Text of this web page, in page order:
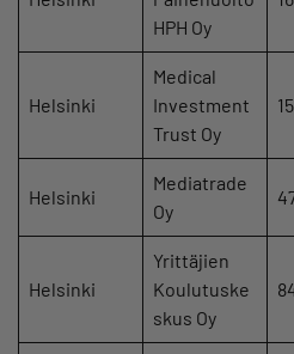
HPH Oy
Helsinki
Medical
Investment
Trust Oy
Helsinki
Mediatrade
Oy
Helsinki
Yrittäjien
Koulutuske
skus Oy